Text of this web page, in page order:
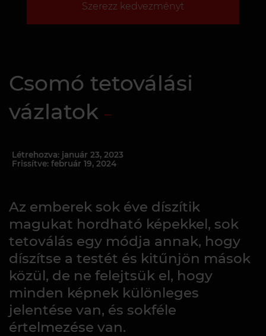
Szerezz kedvezményt
Csomó tetoválási
vázlatok
Létrehozva: január 23, 2023
Frissítve: február 19, 2024
Az emberek sok éve díszítik
magukat hordható képekkel, sok
tetoválás egy módja annak, hogy
díszítse a testét és kitűnjön mások
közül, de ne felejtsük el, hogy
minden képnek különleges
jelentése van, és sokféle
értelmezése van.